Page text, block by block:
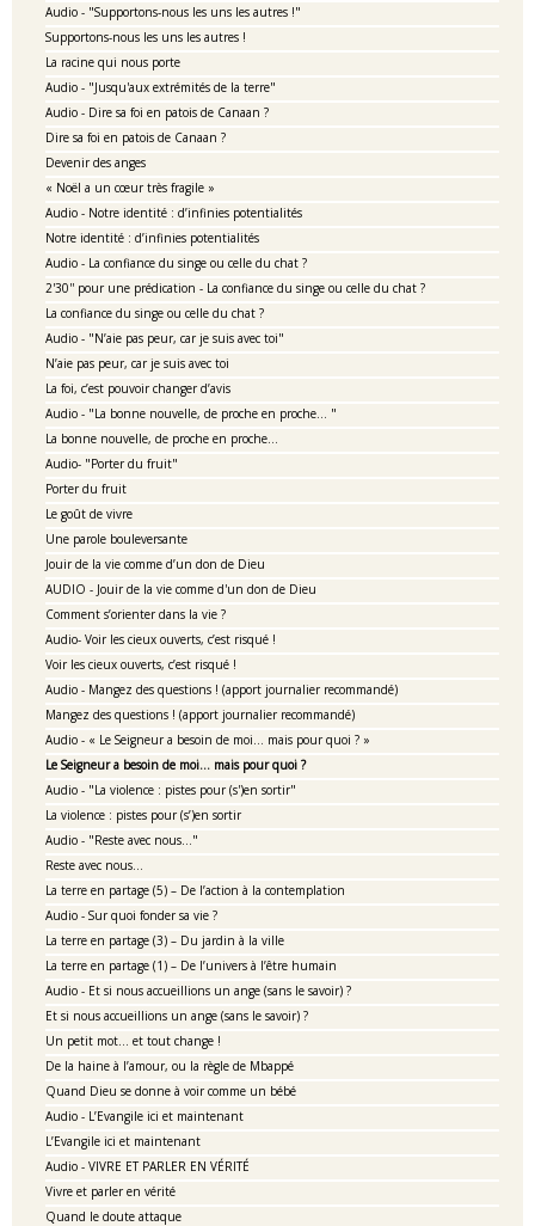
Audio - "Supportons-nous les uns les autres !"
Supportons-nous les uns les autres !
La racine qui nous porte
Audio - "Jusqu'aux extrémités de la terre"
Audio - Dire sa foi en patois de Canaan ?
Dire sa foi en patois de Canaan ?
Devenir des anges
« Noël a un cœur très fragile »
Audio - Notre identité : d’infinies potentialités
Notre identité : d’infinies potentialités
Audio - La confiance du singe ou celle du chat ?
2'30'' pour une prédication - La confiance du singe ou celle du chat ?
La confiance du singe ou celle du chat ?
Audio - "N’aie pas peur, car je suis avec toi"
N’aie pas peur, car je suis avec toi
La foi, c’est pouvoir changer d’avis
Audio - "La bonne nouvelle, de proche en proche… "
La bonne nouvelle, de proche en proche…
Audio- "Porter du fruit"
Porter du fruit
Le goût de vivre
Une parole bouleversante
Jouir de la vie comme d’un don de Dieu
AUDIO - Jouir de la vie comme d'un don de Dieu
Comment s’orienter dans la vie ?
Audio- Voir les cieux ouverts, c’est risqué !
Voir les cieux ouverts, c’est risqué !
Audio - Mangez des questions ! (apport journalier recommandé)
Mangez des questions ! (apport journalier recommandé)
Audio - « Le Seigneur a besoin de moi… mais pour quoi ? »
Le Seigneur a besoin de moi… mais pour quoi ?
Audio - "La violence : pistes pour (s')en sortir"
La violence : pistes pour (s’)en sortir
Audio - "Reste avec nous…"
Reste avec nous…
La terre en partage (5) – De l’action à la contemplation
Audio - Sur quoi fonder sa vie ?
La terre en partage (3) – Du jardin à la ville
La terre en partage (1) – De l’univers à l’être humain
Audio - Et si nous accueillions un ange (sans le savoir) ?
Et si nous accueillions un ange (sans le savoir) ?
Un petit mot… et tout change !
De la haine à l’amour, ou la règle de Mbappé
Quand Dieu se donne à voir comme un bébé
Audio - L’Evangile ici et maintenant
L’Evangile ici et maintenant
Audio - VIVRE ET PARLER EN VÉRITÉ
Vivre et parler en vérité
Quand le doute attaque